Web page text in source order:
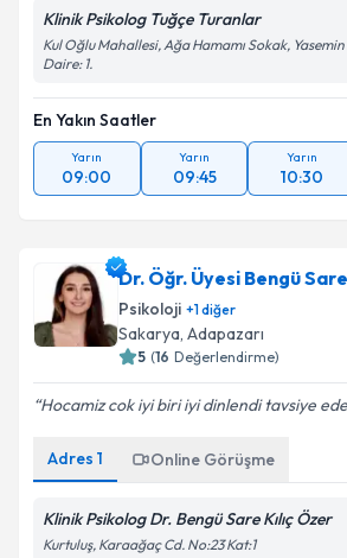
Klinik Psikolog Tuğçe Turanlar
Kul Oğlu Mahallesi, Ağa Hamamı Sokak,
Daire: 1.
En Yakın Saatler
Yarın
09:00
Yarın
09:45
Yarın
10:30
Dr. Öğr. Üyesi Bengü
Psikoloji +1diğer
Sakarya, Adapazarı
5 (16 Değerlendirme)
Hocamiz cok iyi biri iyi dinlendi tavsiye
Adres 1 Online Görüşme
Klinik Psikolog Dr. Bengü Sare Kılıç Özer
Kurtuluş, Karaağaç Cd. No:23 Kat:1